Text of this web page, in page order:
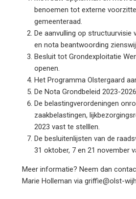
benoemen tot externe
gemeenteraad.
De aanvulling op structuurvisie
en nota beantwoording
Besluit tot Grondexploitatie
openen.
Het Programma Olstergaard
De Nota Grondbeleid 2023-
De belastingverordeningen
zaakbelastingen,
2023 vast te stelllen.
De besluitenlijsten van de
31 oktober, 7 en 21 november
Meer informatie? Neem dan
Marie Holleman via griffie@olst-